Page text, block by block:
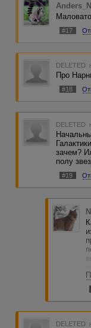
Anders_N
#17
DELETED
Про
#18
DELETED
зачем?
полу
#19
DELETED